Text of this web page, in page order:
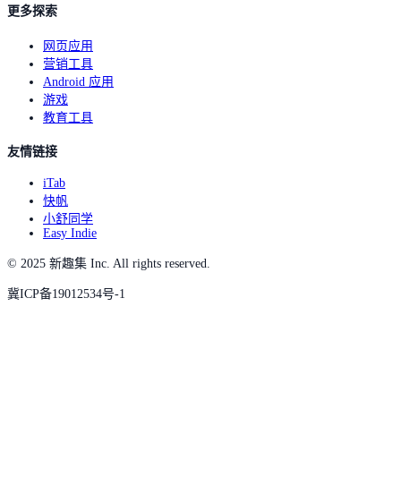
更多探索
网页应用
营销工具
Android 应用
游戏
教育工具
友情链接
iTab
快帆
小舒同学
Easy Indie
© 2025 新趣集 Inc. All rights reserved.
冀ICP备19012534号-1